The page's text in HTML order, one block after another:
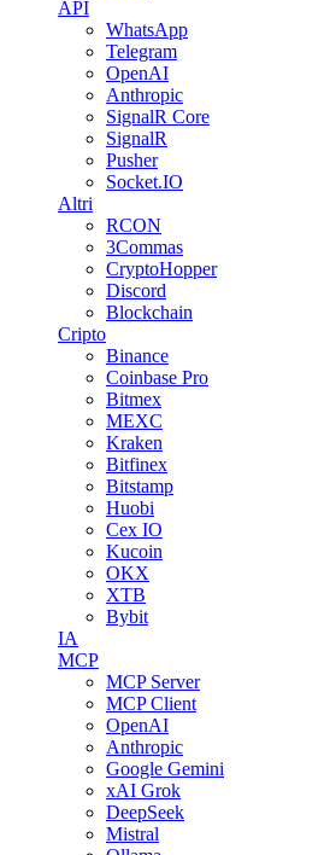
API
WhatsApp
Telegram
OpenAI
Anthropic
SignalR Core
SignalR
Pusher
Socket.IO
Altri
RCON
3Commas
CryptoHopper
Discord
Blockchain
Cripto
Binance
Coinbase Pro
Bitmex
MEXC
Kraken
Bitfinex
Bitstamp
Huobi
Cex IO
Kucoin
OKX
XTB
Bybit
IA
MCP
MCP Server
MCP Client
OpenAI
Anthropic
Google Gemini
xAI Grok
DeepSeek
Mistral